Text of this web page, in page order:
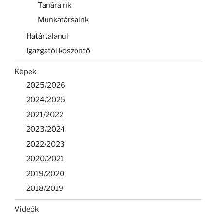
Tanáraink
Munkatársaink
Határtalanul
Igazgatói köszöntő
Képek
2025/2026
2024/2025
2021/2022
2023/2024
2022/2023
2020/2021
2019/2020
2018/2019
Videók